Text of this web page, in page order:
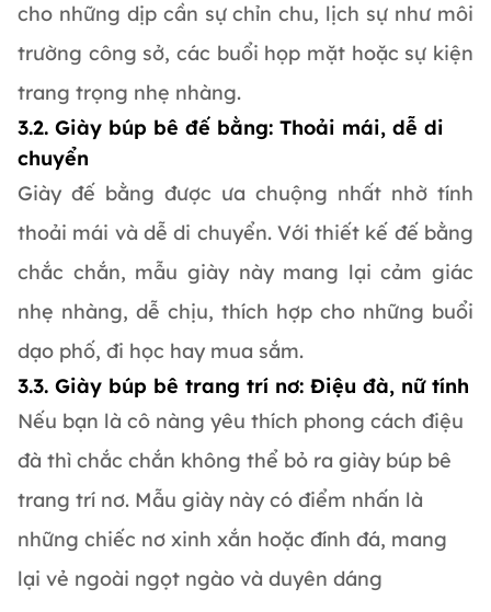
cho những dịp cần sự chỉn chu, lịch sự như môi
trường công sở, các buổi họp mặt hoặc sự kiện
trang trọng nhẹ nhàng.
3.2. Giày búp bê đế bằng: Thoải mái, dễ di
chuyển
Giày đế bằng được ưa chuộng nhất nhờ tính
thoải mái và dễ di chuyển. Với thiết kế đế bằng
chắc chắn, mẫu giày này mang lại cảm giác
nhẹ nhàng, dễ chịu, thích hợp cho những buổi
dạo phố, đi học hay mua sắm.
3.3. Giày búp bê trang trí nơ: Điệu đà, nữ tính
Nếu bạn là cô nàng yêu thích phong cách điệu
đà thì chắc chắn không thể bỏ ra giày búp bê
trang trí nơ. Mẫu giày này có điểm nhấn là
những chiếc nơ xinh xắn hoặc đính đá, mang
lại vẻ ngoài ngọt ngào và duyên dáng